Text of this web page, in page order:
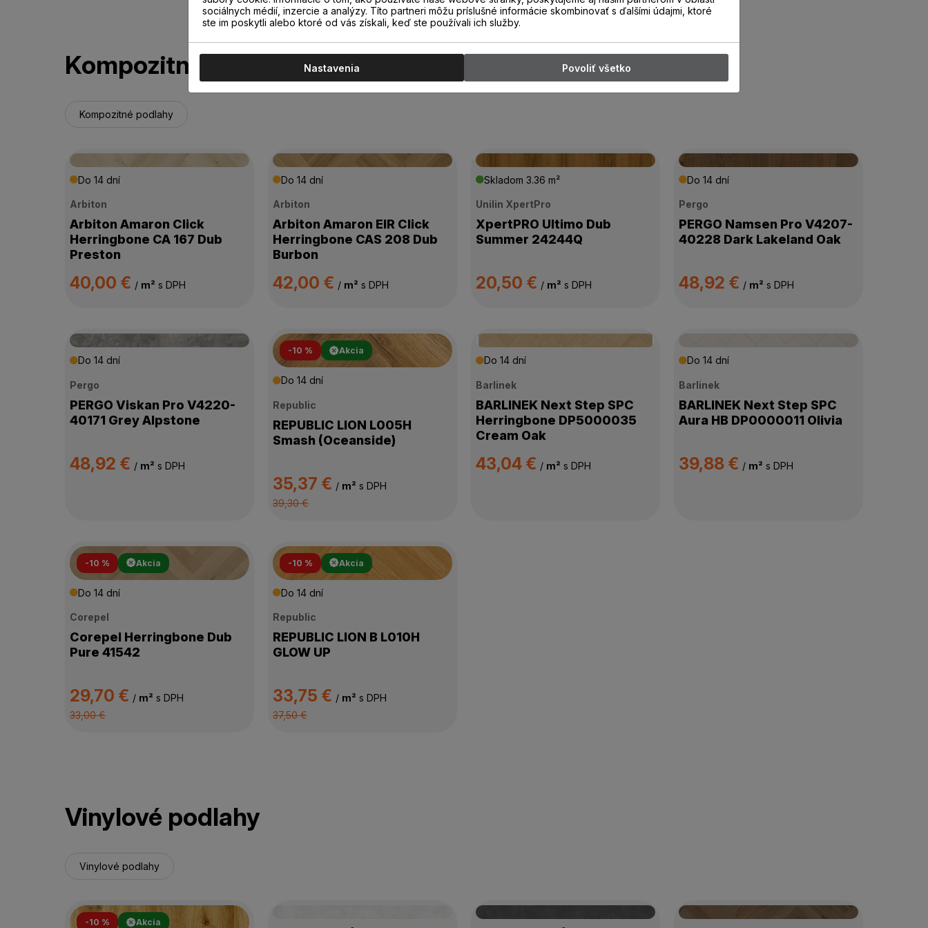
Kompozitné podlahy
Kompozitné podlahy
Do 14 dní
Arbiton
Arbiton Amaron Click
Herringbone CA 167 Dub
Preston
40,00 € / m² s DPH
Do 14 dní
Arbiton
Arbiton Amaron EIR Click
Herringbone CAS 208 Dub
Burbon
42,00 € / m² s DPH
Skladom 3.36 m²
Unilin XpertPro
XpertPRO Ultimo Dub
Summer 24244Q
20,50 € / m² s DPH
Do 14 dní
Pergo
PERGO Namsen Pro V4207-
40228 Dark Lakeland Oak
48,92 € / m² s DPH
Do 14 dní
Pergo
PERGO Viskan Pro V4220-
40171 Grey Alpstone
48,92 € / m² s DPH
-10 % Akcia
Do 14 dní
Republic
REPUBLIC LION L005H
Smash (Oceanside)
35,37 € / m² s DPH
39,30 €
Do 14 dní
Barlinek
BARLINEK Next Step SPC
Herringbone DP5000035
Cream Oak
43,04 € / m² s DPH
Do 14 dní
Barlinek
BARLINEK Next Step SPC
Aura HB DP0000011 Olivia
39,88 € / m² s DPH
-10 % Akcia
Do 14 dní
Corepel
Corepel Herringbone Dub
Pure 41542
29,70 € / m² s DPH
33,00 €
-10 % Akcia
Do 14 dní
Republic
REPUBLIC LION B L010H
GLOW UP
33,75 € / m² s DPH
37,50 €
Vinylové podlahy
Vinylové podlahy
-10 % Akcia
sociálnych médií, inzercie a analýzy. Títo partneri môžu príslušné informácie skombinovať s ďalšími údajmi, ktoré
ste im poskytli alebo ktoré od vás získali, keď ste používali ich služby.
Nastavenia Povoliť všetko